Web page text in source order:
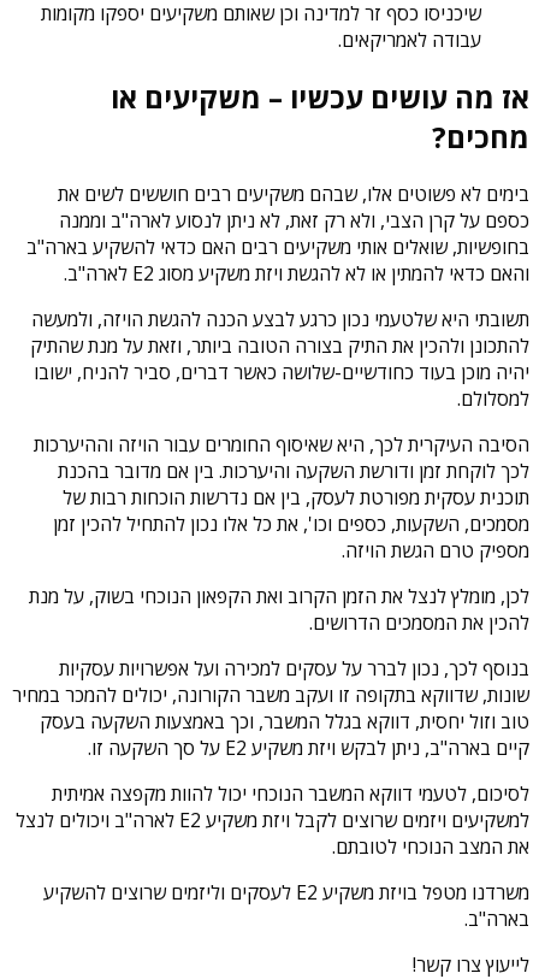
שיכניסו כסף זר למדינה וכן שאותם משקיעים יספקו מקומות
עבודה לאמריקאים.
אז מה עושים עכשיו – משקיעים או
מחכים?
בימים לא פשוטים אלו, שבהם משקיעים רבים חוששים לשים את
כספם על קרן הצבי, ולא רק זאת, לא ניתן לנסוע לארה"ב וממנה
בחופשיות, שואלים אותי משקיעים רבים האם כדאי להשקיע בארה"ב
והאם כדאי להמתין או לא להגשת ויזת משקיע מסוג E2 לארה"ב.
תשובתי היא שלטעמי נכון כרגע לבצע הכנה להגשת הויזה, ולמעשה
להתכונן ולהכין את התיק בצורה הטובה ביותר, וזאת על מנת שהתיק
יהיה מוכן בעוד כחודשיים-שלושה כאשר דברים, סביר להניח, ישובו
למסלולם.
הסיבה העיקרית לכך, היא שאיסוף החומרים עבור הויזה וההיערכות
לכך לוקחת זמן ודורשת השקעה והיערכות. בין אם מדובר בהכנת
תוכנית עסקית מפורטת לעסק, בין אם נדרשות הוכחות רבות של
מסמכים, השקעות, כספים וכו', את כל אלו נכון להתחיל להכין זמן
מספיק טרם הגשת הויזה.
לכן, מומלץ לנצל את הזמן הקרוב ואת הקפאון הנוכחי בשוק, על מנת
להכין את המסמכים הדרושים.
בנוסף לכך, נכון לברר על עסקים למכירה ועל אפשרויות עסקיות
שונות, שדווקא בתקופה זו ועקב משבר הקורונה, יכולים להמכר במחיר
טוב וזול יחסית, דווקא בגלל המשבר, וכך באמצעות השקעה בעסק
קיים בארה"ב, ניתן לבקש ויזת משקיע E2 על סך השקעה זו.
לסיכום, לטעמי דווקא המשבר הנוכחי יכול להוות מקפצה אמיתית
למשקיעים ויזמים שרוצים לקבל ויזת משקיע E2 לארה"ב ויכולים לנצל
את המצב הנוכחי לטובתם.
משרדנו מטפל בויזת משקיע E2 לעסקים וליזמים שרוצים להשקיע
בארה"ב.
לייעוץ צרו קשר!